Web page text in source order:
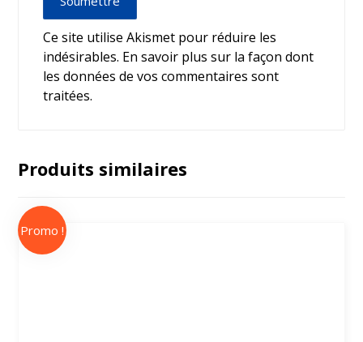
Ce site utilise Akismet pour réduire les
indésirables. En savoir plus sur la façon dont
les données de vos commentaires sont
traitées.
Produits similaires
Promo !